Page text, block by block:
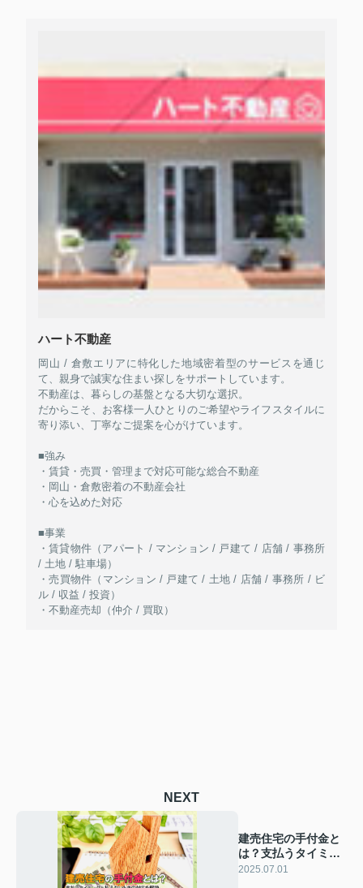
ハート不動産
岡山 / 倉敷エリアに特化した地域密着型のサービスを通じ
て、親身で誠実な住まい探しをサポートしています。
不動産は、暮らしの基盤となる大切な選択。
だからこそ、お客様一人ひとりのご希望やライフスタイルに
寄り添い、丁寧なご提案を心がけています。
■強み
・賃貸・売買・管理まで対応可能な総合不動産
・岡山・倉敷密着の不動産会社
・心を込めた対応
■事業
・賃貸物件（アパート / マンション / 戸建て / 店舗 / 事務所
/ 土地 / 駐車場）
・売買物件（マンション / 戸建て / 土地 / 店舗 / 事務所 / ビ
ル / 収益 / 投資）
・不動産売却（仲介 / 買取）
NEXT
建売住宅の手付金と
は？支払うタイミン
グと払えないときの
2025.07.01